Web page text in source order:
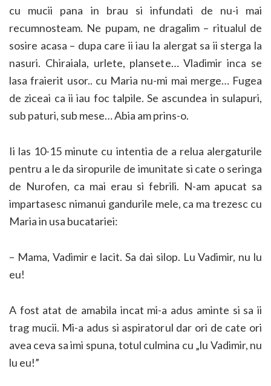
cu mucii pana in brau si infundati de nu-i mai
recumnosteam. Ne pupam, ne dragalim – ritualul de
sosire acasa – dupa care ii iau la alergat sa ii sterga la
nasuri. Chiraiala, urlete, plansete… Vladimir inca se
lasa fraierit usor.. cu Maria nu-mi mai merge… Fugea
de ziceai ca ii iau foc talpile. Se ascundea in sulapuri,
sub paturi, sub mese… Abia amprins-o.
Ii las 10-15 minute cu intentia de a relua alergaturile
pentru a le da siropurile de imunitate si cate o seringa
de Nurofen, ca mai erau si febrili. N-am apucat sa
impartasesc nimanui gandurile mele, ca ma trezesc cu
Maria in usa bucatariei:
– Mama, Vadimir e lacit. Sa dai silop. Lu Vadimir, nu lu
eu!
A fost atat de amabila incat mi-a adus aminte si sa ii
trag mucii. Mi-a adus si aspiratorul dar ori de cate ori
avea ceva sa imi spuna, totul culmina cu „lu Vadimir, nu
lu eu!”